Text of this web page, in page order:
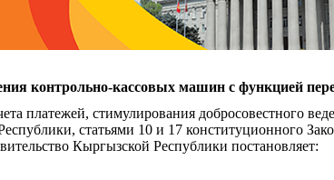
контрольно-кассовых машин с функцией
платежей, стимулирования добросовестного
статьями 10 и 17 конституционного
Кыргызской Республики постановляет: